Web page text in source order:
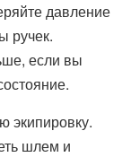
давление
ручек.
если вы
экипировку.
шлем и